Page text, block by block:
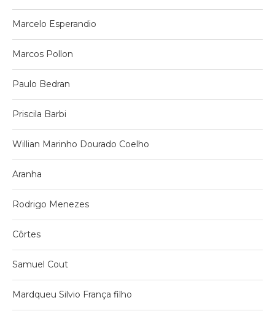
Marcelo Esperandio
Marcos Pollon
Paulo Bedran
Priscila Barbi
Willian Marinho Dourado Coelho
Aranha
Rodrigo Menezes
Côrtes
Samuel Cout
Mardqueu Silvio França filho